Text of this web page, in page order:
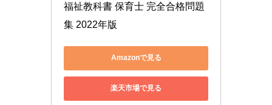
福祉教科書 保育士 完全合格問題
集 2022年版
Amazonで見る
楽天市場で見る